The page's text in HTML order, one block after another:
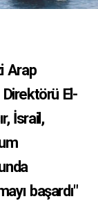
Arap
Direktörü El-
İsrail,
başardı"